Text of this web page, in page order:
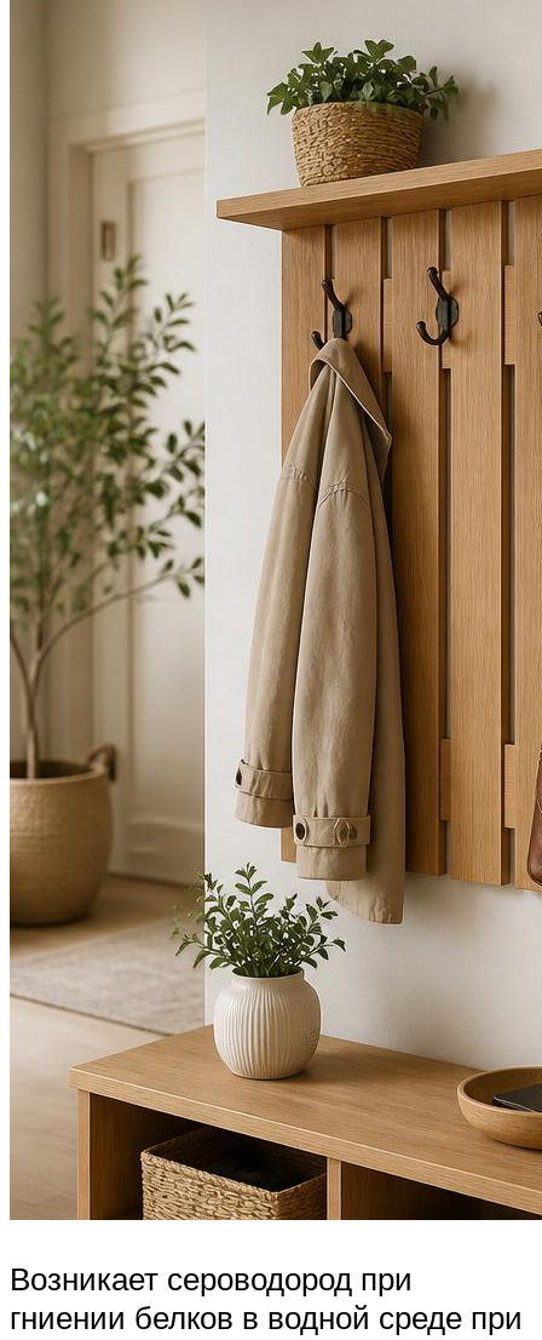
Возникает сероводород при
гниении белков в водной среде при